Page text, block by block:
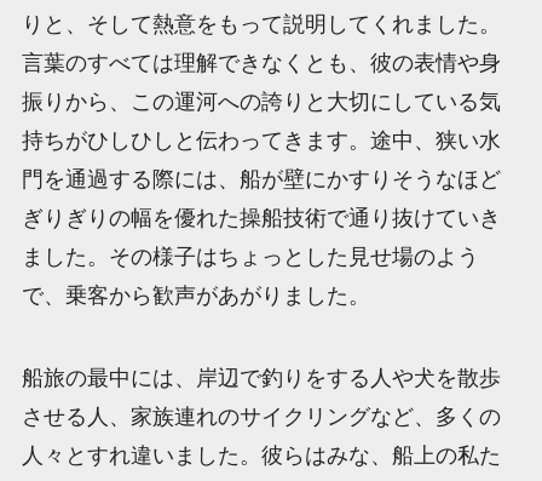
りと、そして熱意をもって説明してくれました。
言葉のすべては理解できなくとも、彼の表情や身
振りから、この運河への誇りと大切にしている気
持ちがひしひしと伝わってきます。途中、狭い水
門を通過する際には、船が壁にかすりそうなほど
ぎりぎりの幅を優れた操船技術で通り抜けていき
ました。その様子はちょっとした見せ場のよう
で、乗客から歓声があがりました。
船旅の最中には、岸辺で釣りをする人や犬を散歩
させる人、家族連れのサイクリングなど、多くの
人々とすれ違いました。彼らはみな、船上の私た